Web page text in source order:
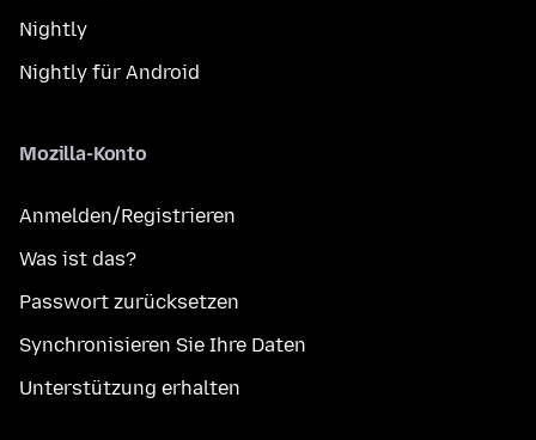
Nightly
Nightly für Android
Mozilla-Konto
Anmelden/Registrieren
Was ist das?
Passwort zurücksetzen
Synchronisieren Sie Ihre Daten
Unterstützung erhalten